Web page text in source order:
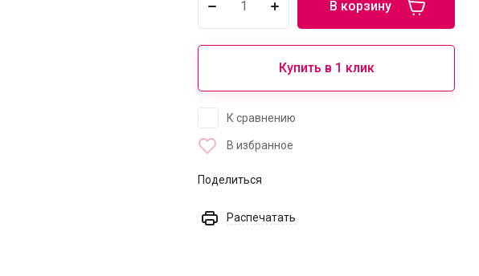
В корзину
Купить в 1 клик
К сравнению
В избранное
Поделиться
Распечатать